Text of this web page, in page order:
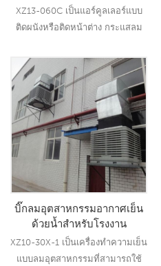
ผนังหรือหน้าต่าง (XZ13-
060C)
XZ13-060C เป็นแอร์คูลเลอร์แบบ
ติดผนังหรือติดหน้าต่าง กระแสลม
รีโมท
อ่านเพิ่มเติม
บิ๊กลมอุตสาหกรรมอากาศเย็น
ด้วยน้ำสำหรับโรงงาน
XZ10-30X-1 เป็นเครื่องทำความเย็น
แบบลมอุตสาหกรรมที่สามารถใช้